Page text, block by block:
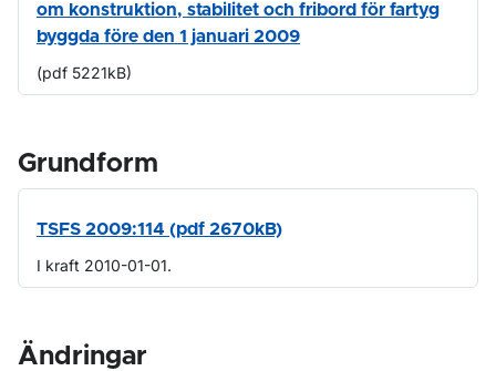
om konstruktion, stabilitet och fribord för fartyg
byggda före den 1 januari 2009
(pdf 5221kB)
Grundform
TSFS 2009:114 (pdf 2670kB)
I kraft 2010-01-01.
Ändringar